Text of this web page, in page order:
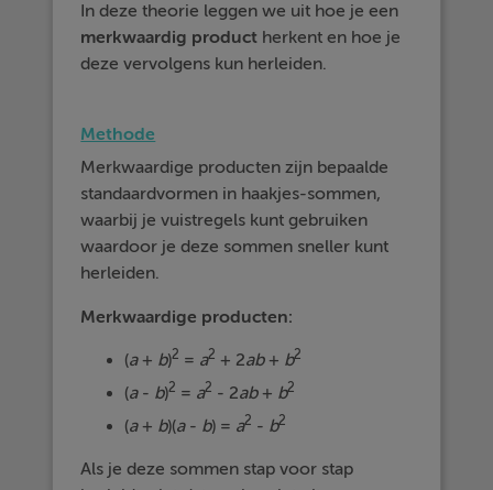
In deze theorie leggen we uit hoe je een
merkwaardig product herkent en hoe je
deze vervolgens kun herleiden.
Methode
Merkwaardige producten zijn bepaalde
standaardvormen in haakjes-sommen,
waarbij je vuistregels kunt gebruiken
waardoor je deze sommen sneller kunt
herleiden.
Merkwaardige producten:
(a + b)2 = a2 + 2ab+ b2
(a - b)2 = a2 - 2ab+ b2
(a + b)(a - b) = a2 - b2
Als je deze sommen stap voor stap